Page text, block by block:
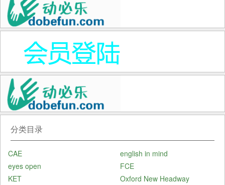
分类目录
CAE
english in mind
eyes open
FCE
KET
Oxford New Headway